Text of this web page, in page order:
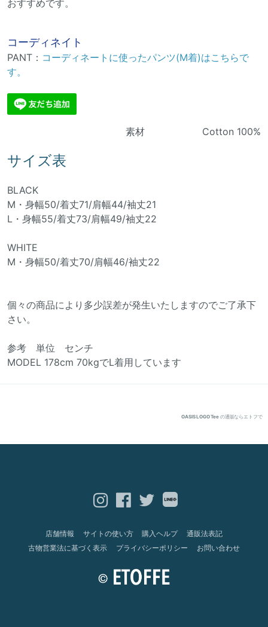
おすすめです。
コーディネイト
PANT： コーディネートに使ったパンツ(M着)はこちらで
す。
素材 Cotton 100%
サイズ表
BLACK
M・身幅50/着丈71/肩幅44/袖丈21
L・身幅55/着丈73/肩幅49/袖丈22
WHITE
M・身幅50/着丈70/肩幅46/袖丈22
個々の商品により多少誤差が発生いたしますのでご了承下
さい。
参考 単位 センチ
MODEL 178cm 70kgでL着用しています
OASIS LOGO Tee の通販ならエトフで
店舗情報 サイトの使い方 購入ヘルプ
通販法表記
古物営業法に基づく表示
プライバシーポリシー お問い合わせ